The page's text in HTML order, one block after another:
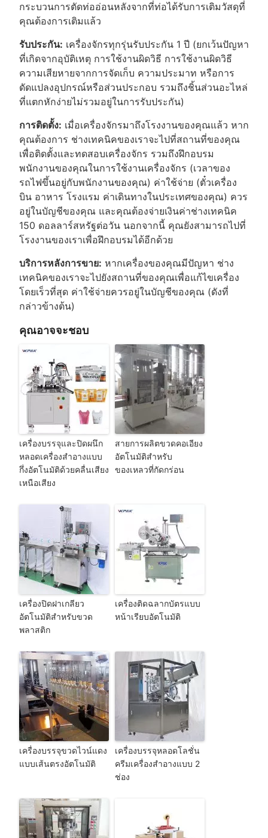
กระบวนการตัดท่ออ่อนหลังจากที่ท่อได้รับการเติมวัสดุที่
คุณต้องการเติมแล้ว
รับประกัน: เครื่องจักรทุกรุ่นรับประกัน 1 ปี (ยกเว้นปัญหา
ที่เกิดจากอุบัติเหตุ การใช้งานผิดวิธี การใช้งานผิดวิธี
ความเสียหายจากการจัดเก็บ ความประมาท หรือการ
ดัดแปลงอุปกรณ์หรือส่วนประกอบ รวมถึงชิ้นส่วนอะไหล่
ที่แตกหักง่ายไม่รวมอยู่ในการรับประกัน)
การติดตั้ง: เมื่อเครื่องจักรมาถึงโรงงานของคุณแล้ว หาก
คุณต้องการ ช่างเทคนิคของเราจะไปที่สถานที่ของคุณ
เพื่อติดตั้งและทดสอบเครื่องจักร รวมถึงฝึกอบรม
พนักงานของคุณในการใช้งานเครื่องจักร (เวลาของ
รถไฟขึ้นอยู่กับพนักงานของคุณ) ค่าใช้จ่าย (ตั๋วเครื่อง
บิน อาหาร โรงแรม ค่าเดินทางในประเทศของคุณ) ควร
อยู่ในบัญชีของคุณ และคุณต้องจ่ายเงินค่าช่างเทคนิค
150 ดอลลาร์สหรัฐต่อวัน นอกจากนี้ คุณยังสามารถไปที่
โรงงานของเราเพื่อฝึกอบรมได้อีกด้วย
บริการหลังการขาย: หากเครื่องของคุณมีปัญหา ช่าง
เทคนิคของเราจะไปยังสถานที่ของคุณเพื่อแก้ไขเครื่อง
โดยเร็วที่สุด ค่าใช้จ่ายควรอยู่ในบัญชีของคุณ (ดังที่
กล่าวข้างต้น)
คุณอาจจะชอบ
เครื่องบรรจุและปิดผนึก
หลอดเครื่องสำอางแบบ
กึ่งอัตโนมัติด้วยคลื่นเสียง
เหนือเสียง
สายการผลิตขวดคอเอียง
อัตโนมัติสำหรับ
ของเหลวที่กัดกร่อน
เครื่องปิดฝาเกลียว
อัตโนมัติสำหรับขวด
พลาสติก
เครื่องติดฉลากบัตรแบบ
หน้าเรียบอัตโนมัติ
เครื่องบรรจุขวดไวน์แดง
แบบเส้นตรงอัตโนมัติ
เครื่องบรรจุหลอดโลชั่น
ครีมเครื่องสำอางแบบ 2
ช่อง